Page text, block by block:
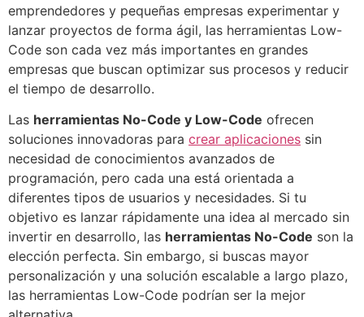
emprendedores y pequeñas empresas experimentar y
lanzar proyectos de forma ágil, las herramientas Low-
Code son cada vez más importantes en grandes
empresas que buscan optimizar sus procesos y reducir
el tiempo de desarrollo.
Las herramientas No-Code y Low-Code ofrecen
soluciones innovadoras para crear aplicaciones sin
necesidad de conocimientos avanzados de
programación, pero cada una está orientada a
diferentes tipos de usuarios y necesidades. Si tu
objetivo es lanzar rápidamente una idea al mercado sin
invertir en desarrollo, las herramientas No-Code son la
elección perfecta. Sin embargo, si buscas mayor
personalización y una solución escalable a largo plazo,
las herramientas Low-Code podrían ser la mejor